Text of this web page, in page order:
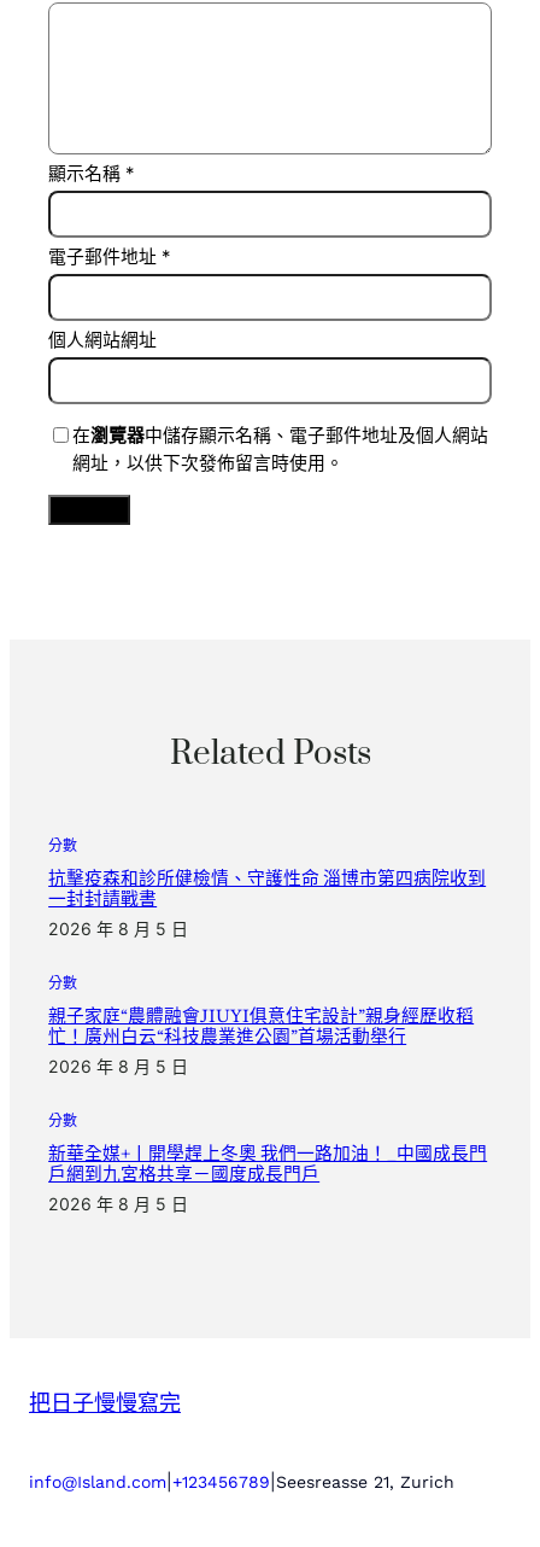
顯示名稱 *
電子郵件地址 *
個人網站網址
在瀏覽器中儲存顯示名稱、電子郵件地址及個人網站
網址，以供下次發佈留言時使用。
Related Posts
分數
抗擊疫森和診所健檢情、守護性命 淄博市第四病院收到
一封封請戰書
2026 年 8 月 5 日
分數
親子家庭“農體融會JIUYI俱意住宅設計”親身經歷收稻
忙！廣州白云“科技農業進公園”首場活動舉行
2026 年 8 月 5 日
分數
新華全媒+丨開學趕上冬奧 我們一路加油！_中國成長門
戶網到九宮格共享－國度成長門戶
2026 年 8 月 5 日
把日子慢慢寫完
info@Island.com +123456789 Seesreasse 21, Zurich